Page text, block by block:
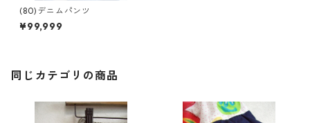
(80)デニムパンツ
¥99,999
同じカテゴリの商品